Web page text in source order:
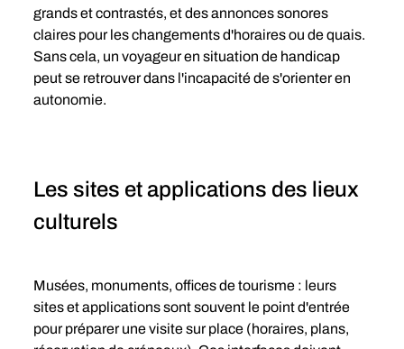
grands et contrastés, et des annonces sonores
claires pour les changements d'horaires ou de quais.
Sans cela, un voyageur en situation de handicap
peut se retrouver dans l'incapacité de s'orienter en
autonomie.
Les sites et applications des lieux
culturels
Musées, monuments, offices de tourisme : leurs
sites et applications sont souvent le point d'entrée
pour préparer une visite sur place (horaires, plans,